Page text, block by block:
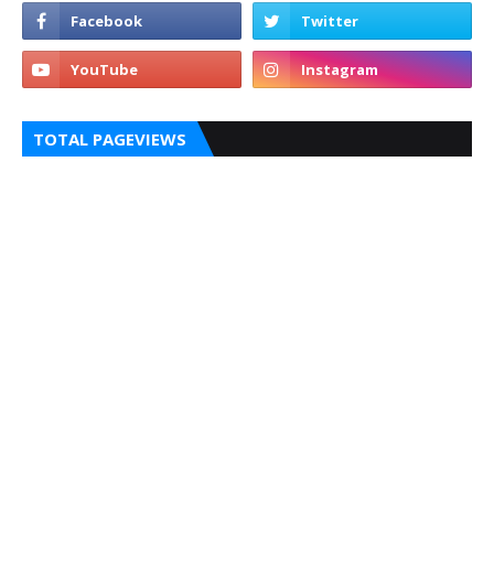
TOTAL PAGEVIEWS